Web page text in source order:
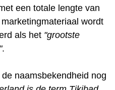
een totale lengte van
wordt
als het "grootste
.
naamsbekendheid nog